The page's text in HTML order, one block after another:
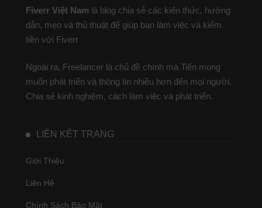
Fiverr Việt Nam là blog chia sẻ các kiến thức, hướng
dẫn, mẹo và thủ thuật để giúp bạn làm việc và kiếm
tiền với Fiverr
Ngoài ra, Freelancer là chủ đề chính mà Tiến mong
muốn phát triển và thông tin nhiều hơn đến mọi người.
Chia sẻ kinh nghiệm, cách làm việc và phát triển.
LIÊN KẾT TRANG
Giới Thiệu
Liên Hệ
Chính Sách Bảo Mật